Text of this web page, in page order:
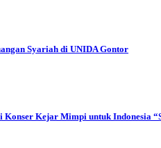
Syariah di UNIDA Gontor
Kejar Mimpi untuk Indonesia